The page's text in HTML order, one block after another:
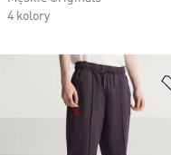
4 kolory